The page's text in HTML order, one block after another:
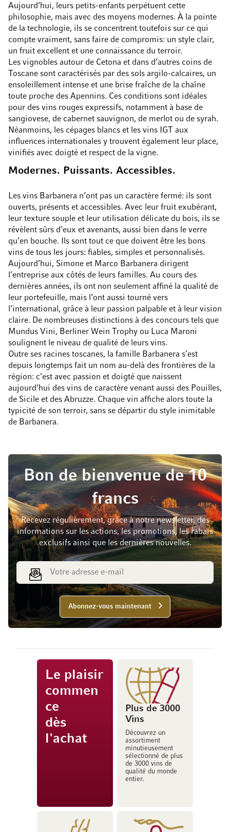
Aujourd’hui, leurs petits-enfants perpétuent cette
philosophie, mais avec des moyens modernes. À la pointe
de la technologie, ils se concentrent toutefois sur ce qui
compte vraiment, sans faire de compromis: un style clair,
un fruit excellent et une connaissance du terroir.
Les vignobles autour de Cetona et dans d’autres coins de
Toscane sont caractérisés par des sols argilo-calcaires, un
ensoleillement intense et une brise fraîche de la chaîne
toute proche des Apennins. Ces conditions sont idéales
pour des vins rouges expressifs, notamment à base de
sangiovese, de cabernet sauvignon, de merlot ou de syrah.
Néanmoins, les cépages blancs et les vins IGT aux
influences internationales y trouvent également leur place,
vinifiés avec doigté et respect de la vigne.
Modernes. Puissants. Accessibles.
Les vins Barbanera n’ont pas un caractère fermé: ils sont
ouverts, présents et accessibles. Avec leur fruit exubérant,
leur texture souple et leur utilisation délicate du bois, ils se
révèlent sûrs d’eux et avenants, aussi bien dans le verre
qu’en bouche. Ils sont tout ce que doivent être les bons
vins de tous les jours: fiables, simples et personnalisés.
Aujourd’hui, Simone et Marco Barbanera dirigent
l’entreprise aux côtés de leurs familles. Au cours des
dernières années, ils ont non seulement affiné la qualité de
leur portefeuille, mais l’ont aussi tourné vers
l’international, grâce à leur passion palpable et à leur vision
claire. De nombreuses distinctions à des concours tels que
Mundus Vini, Berliner Wein Trophy ou Luca Maroni
soulignent le niveau de qualité de leurs vins.
Outre ses racines toscanes, la famille Barbanera s’est
depuis longtemps fait un nom au-delà des frontières de la
région: c’est avec passion et doigté que naissent
aujourd’hui des vins de caractère venant aussi des Pouilles,
de Sicile et des Abruzze. Chaque vin affiche alors toute la
typicité de son terroir, sans se départir du style inimitable
de Barbanera.
Bon de bienvenue de 10
francs
Recevez régulièrement, grâce à notre newsletter, des
informations sur les actions, les promotions, les rabais
exclusifs ainsi que les dernières nouvelles.
Adresse e-mail
Abonnez-vous maintenant
Le plaisir
commen
ce
dès
l'achat
Plus de 3000
Vins
Découvrez un
assortiment
minutieusement
sélectionné de plus
de 3000 vins de
qualité du monde
entier.